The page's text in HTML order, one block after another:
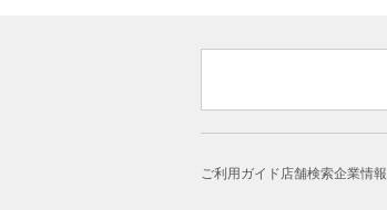
ご利用ガイド店舗検索企業情報